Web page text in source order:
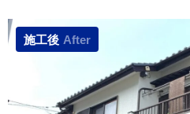
施工後 After